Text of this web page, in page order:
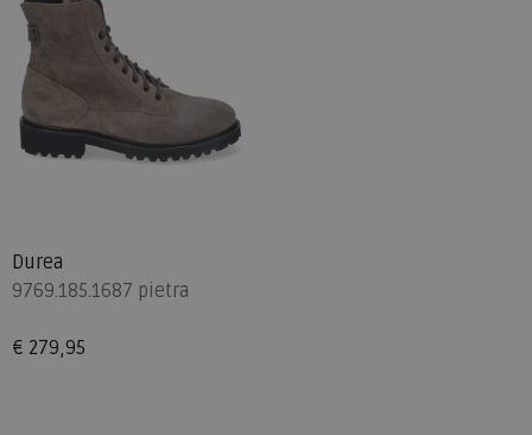
Durea
9769.185.1687 pietra
€ 279,95